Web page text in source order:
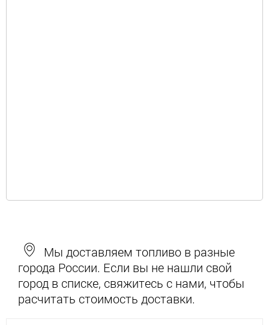
Мы доставляем топливо в разные
города России. Если вы не нашли свой
город в списке, свяжитесь с нами, чтобы
расчитать стоимость доставки.